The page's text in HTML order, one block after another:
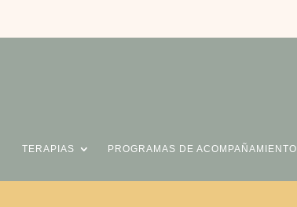
TERAPIAS PROGRAMAS DE ACOMPAÑAMIENTO